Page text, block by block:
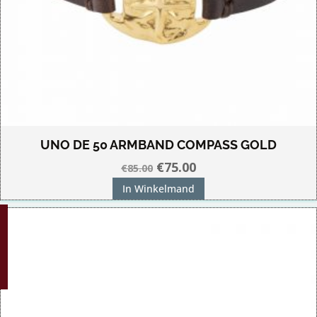
UNO DE 50 ARMBAND COMPASS GOLD
€85.00 Oorspronkelijke
prijs
was:
€75.00Huidige
is:
In Winkelmand